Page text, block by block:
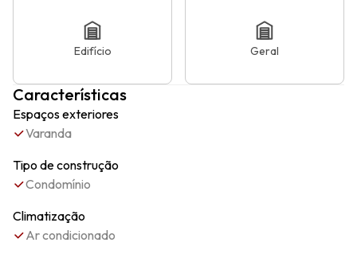
Edifício Geral
Características
Espaços exteriores
Varanda
Tipo de construção
Condomínio
Climatização
Ar condicionado